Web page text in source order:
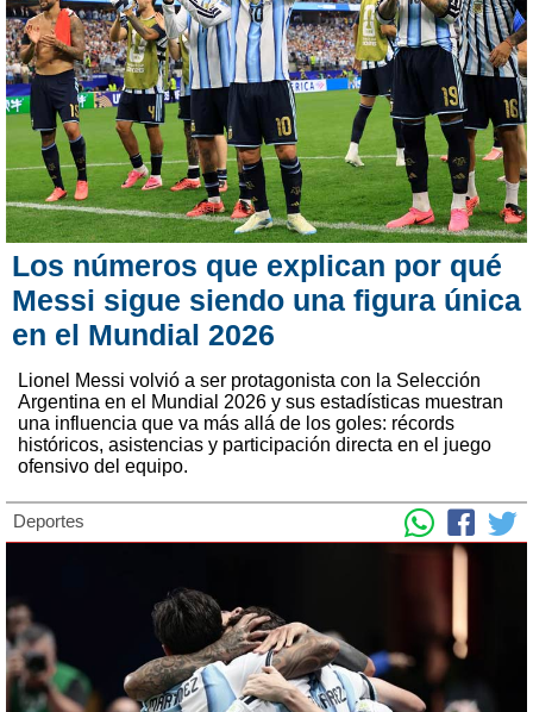
Los números que explican por qué
Messi sigue siendo una figura única
en el Mundial 2026
Lionel Messi volvió a ser protagonista con la Selección
Argentina en el Mundial 2026 y sus estadísticas muestran
una influencia que va más allá de los goles: récords
históricos, asistencias y participación directa en el juego
ofensivo del equipo.
Deportes